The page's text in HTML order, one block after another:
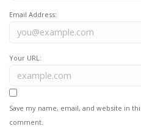
Email Address:
Your URL:
Save my name, email, and website in
comment.